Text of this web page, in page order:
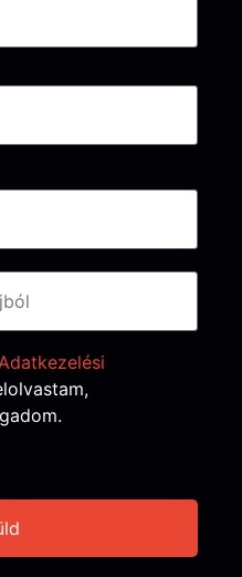
Adatkezelési